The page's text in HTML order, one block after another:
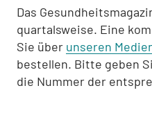
Das
quartalsweise. Eine
Sie über unseren
bestellen. Bitte geben
die Nummer der